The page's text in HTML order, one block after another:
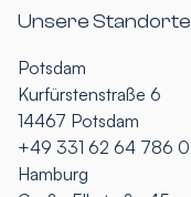
Unsere Standorte
Potsdam
Kurfürstenstraße 6
14467 Potsdam
+49 331 62 64 786 0
Hamburg